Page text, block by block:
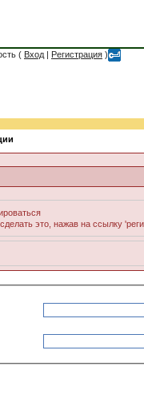
( Вход | Регистрация )
это, нажав на ссылку